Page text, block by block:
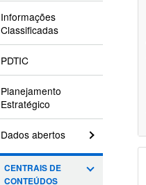
Informações
Classificadas
PDTIC
Planejamento
Estratégico
Dados abertos
CENTRAIS DE
CONTEÚDOS